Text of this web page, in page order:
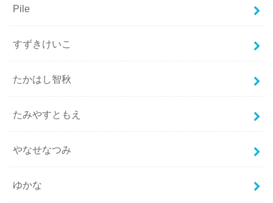
Pile
すずきけいこ
たかはし智秋
たみやすともえ
やなせなつみ
ゆかな